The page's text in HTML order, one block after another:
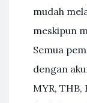
mudah
meskipun
Semua
dengan
MYR, THB,